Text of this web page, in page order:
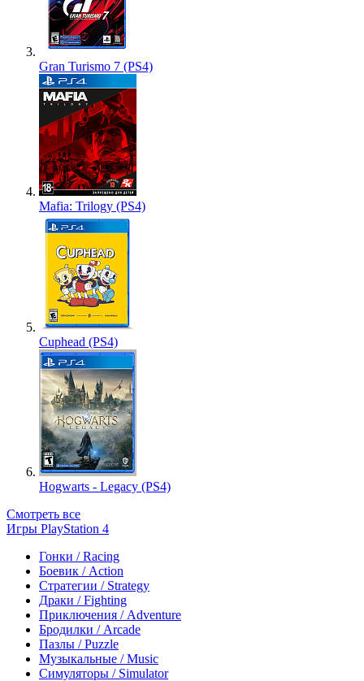
Gran Turismo 7 (PS4)
Mafia: Trilogy (PS4)
Cuphead (PS4)
Hogwarts - Legacy (PS4)
Смотреть все
Игры PlayStation 4
Гонки / Racing
Боевик / Action
Стратегии / Strategy
Драки / Fighting
Приключения / Adventure
Бродилки / Arcade
Пазлы / Puzzle
Музыкальные / Music
Симуляторы / Simulator